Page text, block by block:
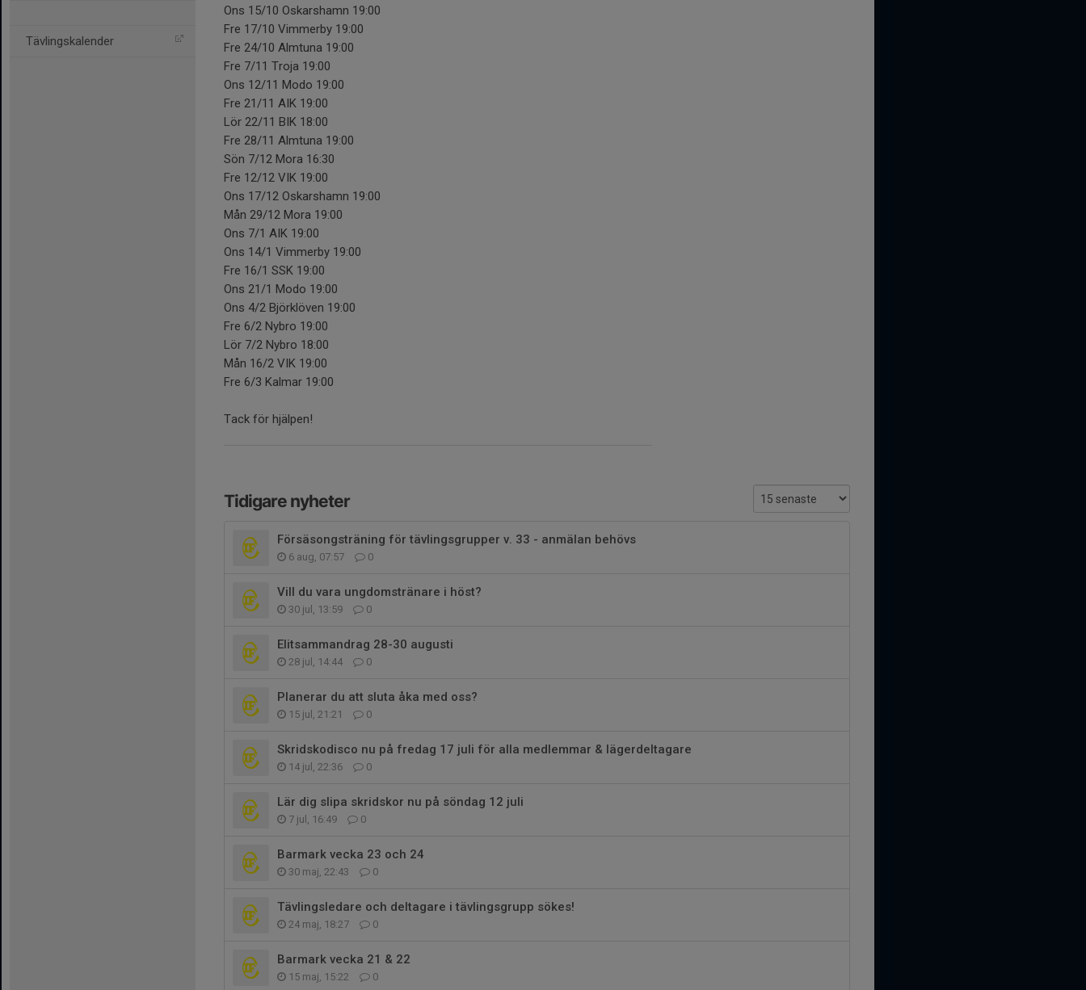
Tävlingskalender
Ons 15/10 Oskarshamn 19:00
Fre 17/10 Vimmerby 19:00
Fre 24/10 Almtuna 19:00
Fre 7/11 Troja 19:00
Ons 12/11 Modo 19:00
Fre 21/11 AIK 19:00
Lör 22/11 BIK 18:00
Fre 28/11 Almtuna 19:00
Sön 7/12 Mora 16:30
Fre 12/12 VIK 19:00
Ons 17/12 Oskarshamn 19:00
Mån 29/12 Mora 19:00
Ons 7/1 AIK 19:00
Ons 14/1 Vimmerby 19:00
Fre 16/1 SSK 19:00
Ons 21/1 Modo 19:00
Ons 4/2 Björklöven 19:00
Fre 6/2 Nybro 19:00
Lör 7/2 Nybro 18:00
Mån 16/2 VIK 19:00
Fre 6/3 Kalmar 19:00
Tack för hjälpen!
Tidigare nyheter
Försäsongsträning för tävlingsgrupper v. 33 - anmälan behövs
6 aug, 07:57 0
Vill du vara ungdomstränare i höst?
30 jul, 13:59 0
Elitsammandrag 28-30 augusti
28 jul, 14:44 0
Planerar du att sluta åka med oss?
15 jul, 21:21 0
Skridskodisco nu på fredag 17 juli för alla medlemmar & lägerdeltagare
14 jul, 22:36 0
Lär dig slipa skridskor nu på söndag 12 juli
7 jul, 16:49 0
Barmark vecka 23 och 24
30 maj, 22:43 0
Tävlingsledare och deltagare i tävlingsgrupp sökes!
24 maj, 18:27 0
Barmark vecka 21 & 22
15 maj, 15:22 0